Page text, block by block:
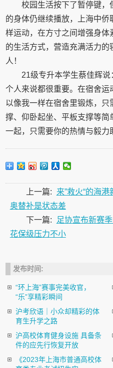
校园生活按下了暂停键，
的身体仍继续播放，上海中
样运动，在方寸之间增强身
的生活方式，营造充满活力
人！
21级专升本学生蔡佳辉
个人来说都很重要。在宿舍
以像我一样在宿舍里锻炼，
撑、仰卧起坐、平板支撑等
一起，只需要你的热情与毅力
上一篇:
来”救火“的海
奥替补是状态差
下一篇:
足协宣布新赛
花保级压力不小
发布时间:
“环上海”赛事完美收官，
“乐”享精彩瞬间
沪考欣语｜小众却精彩的体
育生升学之路
沪高校体育健身设施 具备条
件的应先行恢复开放
《2023年上海市普通高校体